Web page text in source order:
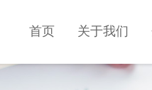
首页 关于我们